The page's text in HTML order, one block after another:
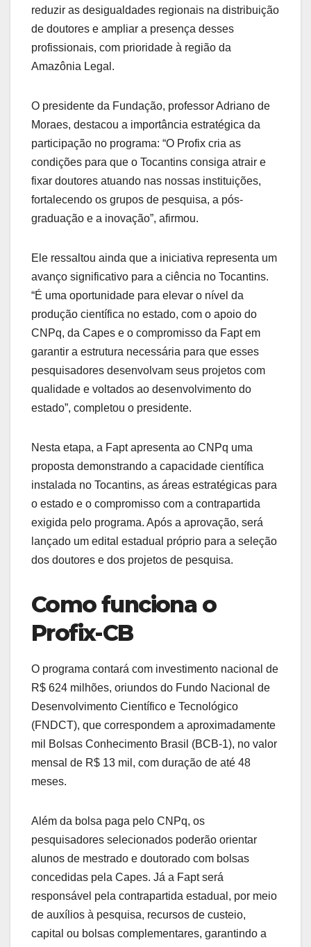
reduzir as desigualdades regionais na distribuição
de doutores e ampliar a presença desses
profissionais, com prioridade à região da
Amazônia Legal.
O presidente da Fundação, professor Adriano de
Moraes, destacou a importância estratégica da
participação no programa: “O Profix cria as
condições para que o Tocantins consiga atrair e
fixar doutores atuando nas nossas instituições,
fortalecendo os grupos de pesquisa, a pós-
graduação e a inovação”, afirmou.
Ele ressaltou ainda que a iniciativa representa um
avanço significativo para a ciência no Tocantins.
“É uma oportunidade para elevar o nível da
produção científica no estado, com o apoio do
CNPq, da Capes e o compromisso da Fapt em
garantir a estrutura necessária para que esses
pesquisadores desenvolvam seus projetos com
qualidade e voltados ao desenvolvimento do
estado”, completou o presidente.
Nesta etapa, a Fapt apresenta ao CNPq uma
proposta demonstrando a capacidade científica
instalada no Tocantins, as áreas estratégicas para
o estado e o compromisso com a contrapartida
exigida pelo programa. Após a aprovação, será
lançado um edital estadual próprio para a seleção
dos doutores e dos projetos de pesquisa.
Como funciona o
Profix-CB
O programa contará com investimento nacional de
R$ 624 milhões, oriundos do Fundo Nacional de
Desenvolvimento Científico e Tecnológico
(FNDCT), que correspondem a aproximadamente
mil Bolsas Conhecimento Brasil (BCB-1), no valor
mensal de R$ 13 mil, com duração de até 48
meses.
Além da bolsa paga pelo CNPq, os
pesquisadores selecionados poderão orientar
alunos de mestrado e doutorado com bolsas
concedidas pela Capes. Já a Fapt será
responsável pela contrapartida estadual, por meio
de auxílios à pesquisa, recursos de custeio,
capital ou bolsas complementares, garantindo a